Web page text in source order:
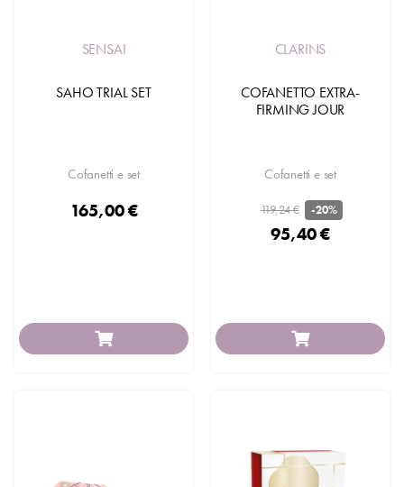
SENSAI
SAHO TRIAL SET
Cofanetti e set
165,00 €
CLARINS
COFANETTO EXTRA-
FIRMING JOUR
Cofanetti e set
119,24 € -20%
95,40 €